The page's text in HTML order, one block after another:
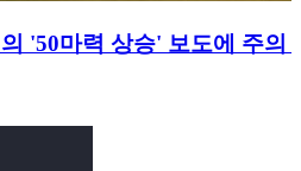
'50마력 상승' 보도에 주